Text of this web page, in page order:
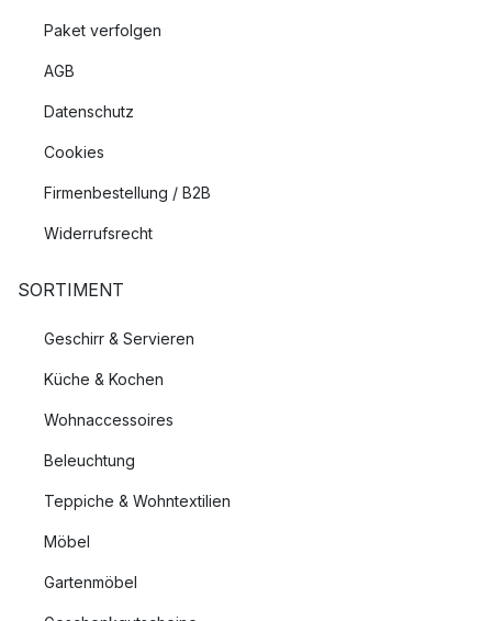
Paket verfolgen
AGB
Datenschutz
Cookies
Firmenbestellung / B2B
Widerrufsrecht
SORTIMENT
Geschirr & Servieren
Küche & Kochen
Wohnaccessoires
Beleuchtung
Teppiche & Wohntextilien
Möbel
Gartenmöbel